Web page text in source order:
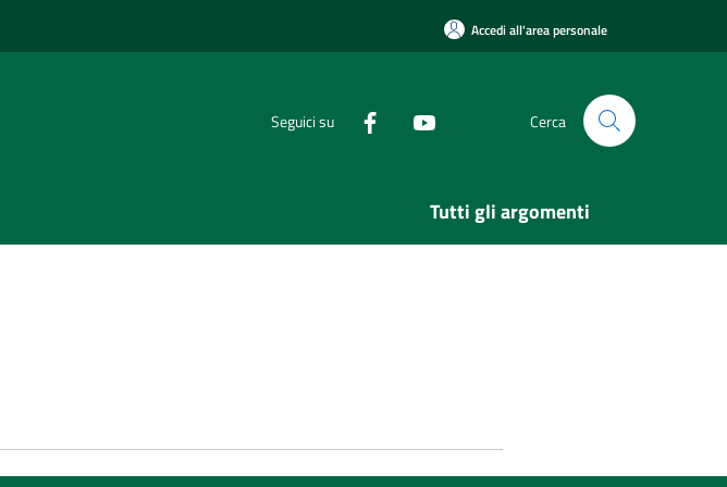
Accedi all'area personale
Seguici su Cerca
Tutti gli argomenti